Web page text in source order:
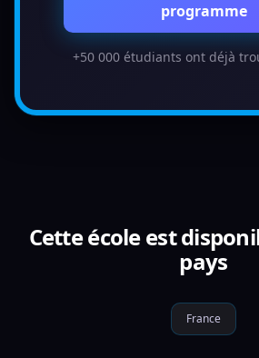
programme
+50 000 étudiants ont déjà
Cette école est
pays
France